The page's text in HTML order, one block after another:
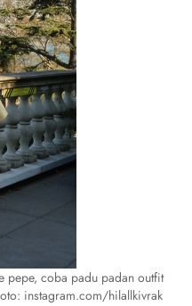
pepe, coba padu padan outfit
instagram.com/hilallkivrak